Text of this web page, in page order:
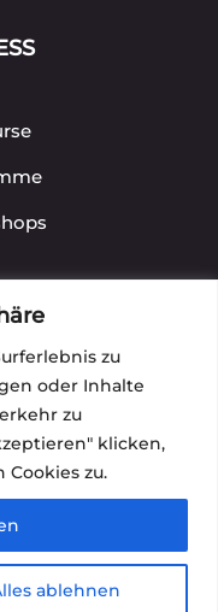
zu
oder Inhalte
zu
klicken,
zu.
ablehnen
&